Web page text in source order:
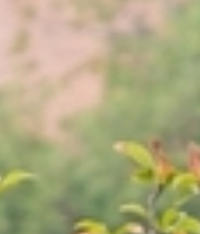
科
技
大
國
際